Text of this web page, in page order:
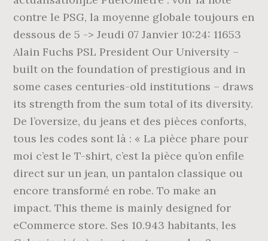
contre le PSG, la moyenne globale toujours en
dessous de 5 -> Jeudi 07 Janvier 10:24: 11653
Alain Fuchs PSL President Our University –
built on the foundation of prestigious and in
some cases centuries-old institutions – draws
its strength from the sum total of its diversity.
De l’oversize, du jeans et des pièces conforts,
tous les codes sont là : « La pièce phare pour
moi c’est le T-shirt, c’est la pièce qu’on enfile
direct sur un jean, un pantalon classique ou
encore transformé en robe. To make an
impact. This theme is mainly designed for
eCommerce store. Ses 10.943 habitants, les